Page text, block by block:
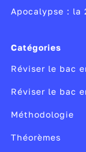
Apocalypse : la
Catégories
Réviser le bac
Réviser le bac
Méthodologie
Théorèmes